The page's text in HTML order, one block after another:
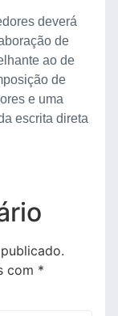
deverá
de
ao de
de
e uma
escrita direta
com *